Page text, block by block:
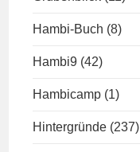
Hambi-Buch (8)
Hambi9 (42)
Hambicamp (1)
Hintergründe (237)